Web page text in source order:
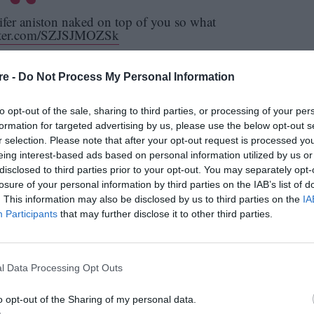
- Do Not Process My Personal Information
opt-out of the sale, sharing to third parties, or processing of your
for targeted advertising by us, please use the below opt-out
selection. Please note that after your opt-out request is processed
interest-based ads based on personal information utilized by us
to third parties prior to your opt-out. You may separately
of your personal information by third parties on the IAB’s list of
This information may also be disclosed by us to third parties on the
Participants that may further disclose it to other third parties.
Data Processing Opt Outs
opt-out of the Sharing of my personal data.
aniston naked on top of you so what
SZJSJMOZSk
αισθησιακές στιγμές, μεταξύ των οποίων
πλάτη του ηθοποιού, ενώ επιδεικνύει τη
show being the hottest woman
vHEAe9oTmi
October 11, 2023